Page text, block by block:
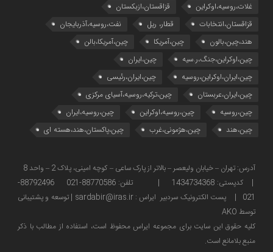
غلات،روسیه،اوکراین
قزاقستان،ازبکستان
قزاقستان،انتخابات
قطار، ریل
نفت،روسیه،آذربایجان
هند،چین،بالون
چین،آمریکا
چین،آمریکا،بالن
چین،اوکراین،جنگ،ر.سیه
چین،ایران
چین،ایران،اوکراین،روسیه
چین،ایران،رئیسی
چین،ایران،عربستان
چین،ترکیه،روسیه،آسیای مرکزی
چین،روسیه
چین،روسیه،اوکراین
چین،روسیه،ایران
چین،هند
چین،هژمونی،غرب چین،پاکستان،هند،هسته ای
| کدپستی: 1434734368 | تلفن: 88770586-021 88792496-
021 | پست الکترونیک سردبیر ایراس : sardabir@iras.ir |
توسعه و پشتیبانی
توسط AKO
كليه حقوق این سایت برای مجموعه ایراس محفوظ است، استفاده از مطالب با ذكر
منبع بلامانع است.